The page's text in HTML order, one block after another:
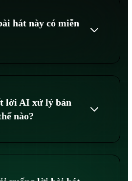
hát này có miễn
lời AI xử lý bản
nào?